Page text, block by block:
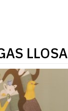
LLOSA